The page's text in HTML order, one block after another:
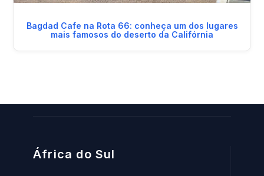
Bagdad Cafe na Rota 66: conheça um dos lugares
mais famosos do deserto da Califórnia
África do Sul